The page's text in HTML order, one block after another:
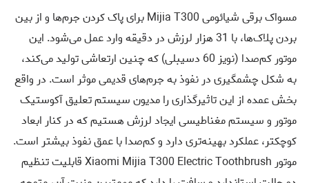
مسواک برقی شیائومی Mijia T300 برای پاک کردن جرم‌ها و از بین
بردن پلاک‌ها، با 31 هزار لرزش در دقیقه وارد عمل می‌شود. این
موتور کم‌صدا (نویز 60 دسیبلی) که چنین ارتعاشی تولید می‌کند،
به شکل چشمگیری در نفوذ به جرم‌های قدیمی موثر است. در واقع
بخش عمده از این تاثیرگذاری را مدیون سیستم تعلیق آکوستیک
موتور و سیستم مغناطیسی ایجاد لرزش هستیم که در کنار ابعاد
کوچکتر، عملکرد بهینه‌تری دارد و کم‌صدا با عمق نفوذ بیشتر است.
موتور Xiaomi Mijia T300 Electric Toothbrush قابلیت تنظیم